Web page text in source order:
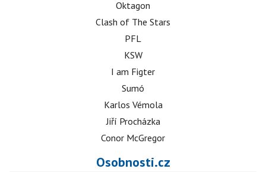
Oktagon
Clash of The Stars
PFL
KSW
I am Figter
Sumó
Karlos Vémola
Jiří Procházka
Conor McGregor
Osobnosti.cz